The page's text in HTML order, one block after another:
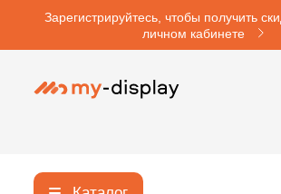
Зарегистрируйтесь, чтобы получить
личном кабинете